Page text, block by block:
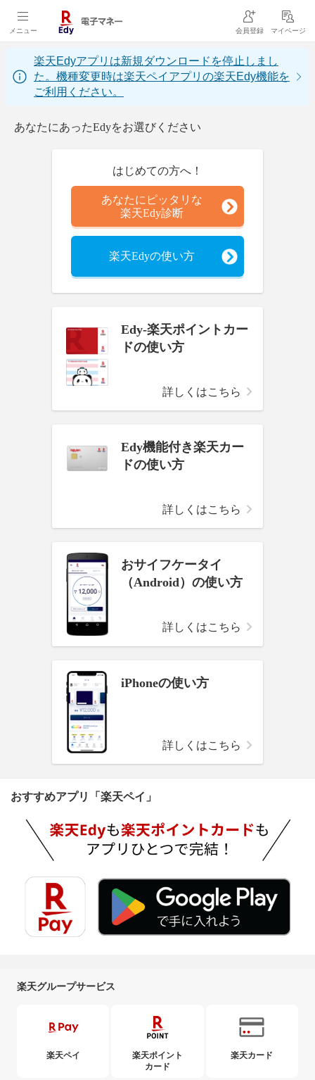
メニュー 会員登録 マイページ
楽天Edyアプリは新規ダウンロードを停止しまし
た。機種変更時は楽天ペイアプリの楽天Edy機能を
ご利用ください。
あなたにあったEdyをお選びください
はじめての方へ！
あなたにピッタリな
楽天Edy診断
楽天Edyの使い方
Edy-楽天ポイントカー
ドの使い方
詳しくはこちら
Edy機能付き楽天カー
ドの使い方
詳しくはこちら
おサイフケータイ
（Android）の使い方
詳しくはこちら
iPhoneの使い方
詳しくはこちら
おすすめアプリ「楽天ペイ」
楽天グループサービス
楽天ペイ
楽天ポイント
カード
楽天カード